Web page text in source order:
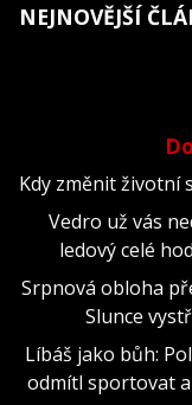
NEJNOVĚJŠÍ
Kdy změnit životní
Vedro už vás
ledový celé
Srpnová obloha
Slunce
Líbáš jako bůh:
odmítl sportovat